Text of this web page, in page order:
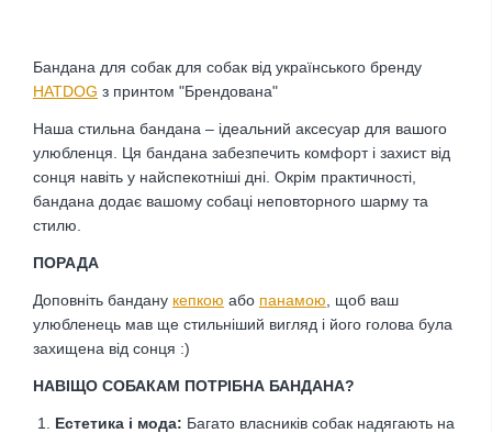
Бандана для собак для собак від українського бренду
HATDOG з принтом "Брендована"
Наша стильна бандана – ідеальний аксесуар для вашого
улюбленця. Ця бандана забезпечить комфорт і захист від
сонця навіть у найспекотніші дні. Окрім практичності,
бандана додає вашому собаці неповторного шарму та
стилю.
ПОРАДА
Доповніть бандану кепкою або панамою , щоб ваш
улюбленець мав ще стильніший вигляд і його голова була
захищена від сонця :)
НАВІЩО СОБАКАМ ПОТРІБНА БАНДАНА?
Естетика і мода: Багато власників собак надягають на